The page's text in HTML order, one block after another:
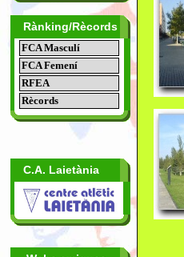
Rànking/Rècords
FCA Masculí
FCA Femení
RFEA
Rècords
C.A. Laietània